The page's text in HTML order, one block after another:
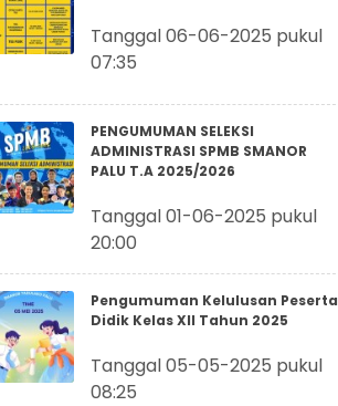
Tanggal 06-06-2025 pukul
07:35
PENGUMUMAN SELEKSI
ADMINISTRASI SPMB SMANOR
PALU T.A 2025/2026
Tanggal 01-06-2025 pukul
20:00
Pengumuman Kelulusan Peserta
Didik Kelas XII Tahun 2025
Tanggal 05-05-2025 pukul
08:25